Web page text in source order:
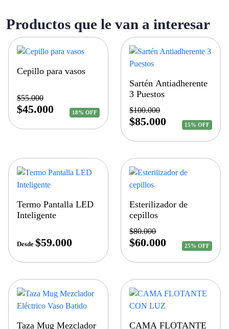
Productos que le van a interesar
Cepillo para vasos
$55.000
$45.000 18% OFF
Sartén Antiadherente
3 Puestos
$100.000
$85.000 15% OFF
Termo Pantalla LED
Inteligente
Desde $59.000
Esterilizador de
cepillos
$80.000
$60.000 25% OFF
Taza Mug Mezclador
CAMA FLOTANTE